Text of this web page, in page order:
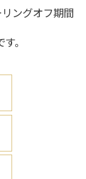
ングオフ期間
。